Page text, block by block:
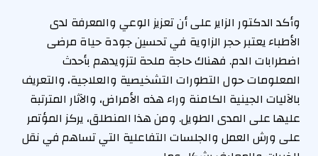
وأكد الدكتور الزاير على أن تعزيز الوعي والمعرفة لدى
الأطباء يعتبر حجر الزاوية في تحسين جودة حياة مرضى
اضطرابات الدم. فهناك حاجة ملحة لتزويدهم بأحدث
المعلومات حول التطورات التشخيصية والعلاجية، والتعريف
بالآليات الجينية الكامنة وراء هذه الأمراض، والآثار المترتبة
عليها على المدى الطويل. ومن هذا المنطلق، يركز المؤتمر
على ورش العمل والجلسات التفاعلية التي تساهم في نقل